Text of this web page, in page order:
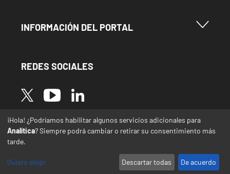
Menu Footer Información del Portal
INFORMACIÓN DEL PORTAL
REDES SOCIALES
Image Image Image
* Las traducciones de este sitio web desde el
español a otras lenguas se realizan de forma
automática y pueden contener errores o
¡Hola! ¿Podríamos habilitar algunos servicios adicionales para
Analítica? Siempre podrá cambiar o retirar su consentimiento más
tarde.
Quiero elegir Descartar todas De acuerdo